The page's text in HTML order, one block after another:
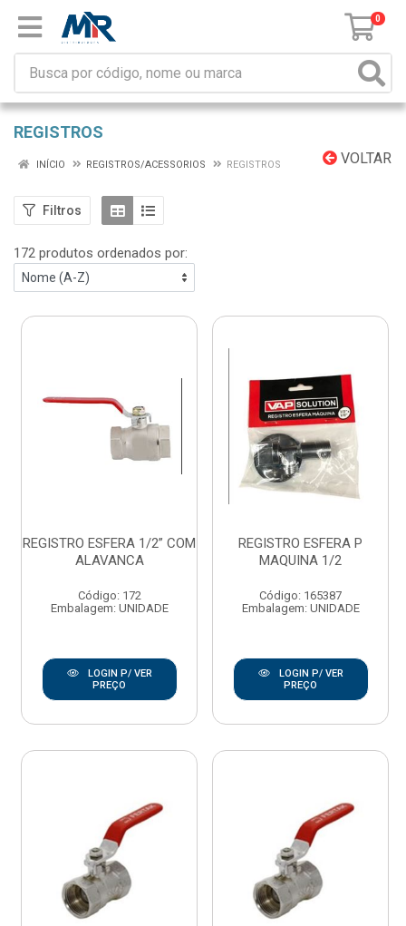
0
REGISTROS
VOLTAR
INÍCIO REGISTROS/ACESSORIOS REGISTROS
Filtros
172 produtos ordenados por:
REGISTRO ESFERA 1/2” COM
ALAVANCA
Código: 172
Embalagem: UNIDADE
LOGIN P/ VER
PREÇO
REGISTRO ESFERA P
MAQUINA 1/2
Código: 165387
Embalagem: UNIDADE
LOGIN P/ VER
PREÇO